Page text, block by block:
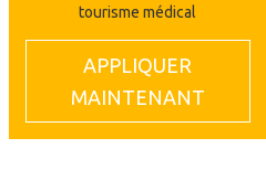
tourisme médical
APPLIQUER
MAINTENANT